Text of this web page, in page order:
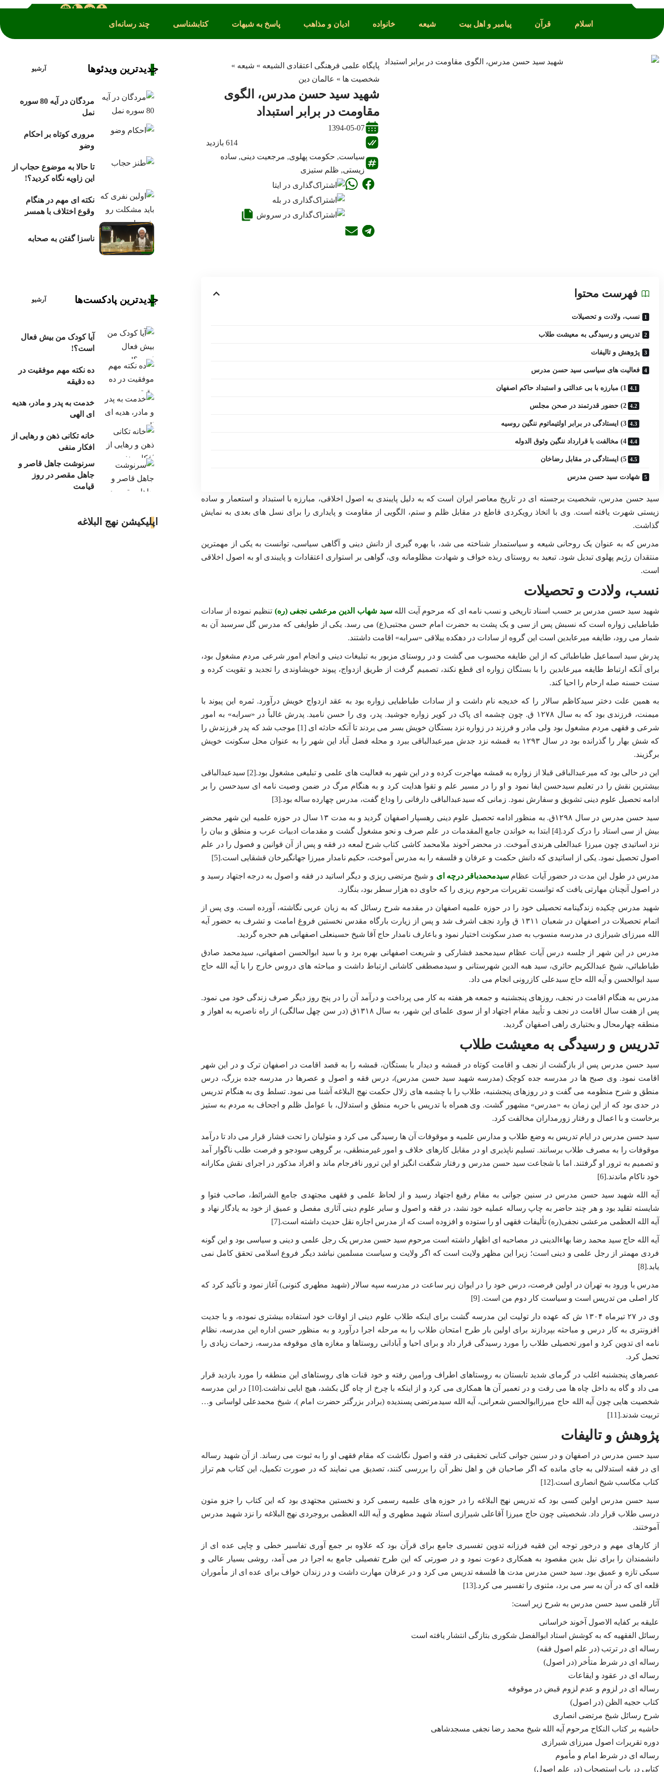
اسلام قرآن پیامبر و اهل بیت شیعه خانواده ادیان و مذاهب پاسخ به شبهات کتابشناسی چند رسانه‌ای
پایگاه علمی فرهنگی اعتقادی الشیعه » شیعه »
شخصیت ها » عالمان دین
شهید سید حسن مدرس، الگوی
مقاومت در برابر استبداد
1394-05-07
614 بازدید
سیاست, حکومت پهلوی, مرجعیت دینی, ساده
زیستی, ظلم ستیزی
فهرست محتوا
نسب، ولادت و تحصیلات
تدریس و رسیدگی به معیشت طلاب
پژوهش و تالیفات
فعالیت های سیاسی سید حسن مدرس
1) مبارزه با بی عدالتی و استبداد حاکم اصفهان
2) حضور قدرتمند در صحن مجلس
3) ایستادگی در برابر اولتیماتوم ننگین روسیه
4) مخالفت با قرارداد ننگین وثوق الدوله
5) ایستادگی در مقابل رضاخان
شهادت سید حسن مدرس
سید حسن مدرس، شخصیت برجسته ای در تاریخ معاصر ایران است که به دلیل پایبندی به اصول اخلاقی، مبارزه با استبداد و استعمار و ساده
زیستی شهرت یافته است. وی با اتخاذ رویکردی قاطع در مقابل ظلم و ستم، الگویی از مقاومت و پایداری را برای نسل های بعدی به نمایش
گذاشت.
مدرس که به عنوان یک روحانی شیعه و سیاستمدار شناخته می شد، با بهره گیری از دانش دینی و آگاهی سیاسی، توانست به یکی از مهمترین
منتقدان رژیم پهلوی تبدیل شود. تبعید به روستای ربذه خواف و شهادت مظلومانه وی، گواهی بر استواری اعتقادات و پایبندی او به اصول اخلاقی
است.
نسب، ولادت و تحصیلات
شهید سید حسن مدرس بر حسب اسناد تاریخی و نسب نامه ای که مرحوم آیت اللهسید شهاب الدین مرعشی نجفی (ره) تنظیم نموده از سادات
طباطبایی زواره است که نسبش پس از سی و یک پشت به حضرت امام حسن مجتبی(ع) می رسد. یکی از طوایفی که مدرس گل سرسبد آن به
شمار می رود، طایفه میرعابدین است این گروه از سادات در دهکده ییلاقی «سرابه» اقامت داشتند.
پدرش سید اسماعیل طباطبائی که از این طایفه محسوب می گشت و در روستای مزبور به تبلیغات دینی و انجام امور شرعی مردم مشغول بود،
برای آنکه ارتباط طایفه میرعابدین را با بستگان زواره ای قطع نکند، تصمیم گرفت از طریق ازدواج، پیوند خویشاوندی را تجدید و تقویت کرده و
سنت حسنه صله ارحام را احیا کند.
به همین علت دختر سیدکاظم سالار را که خدیجه نام داشت و از سادات طباطبایی زواره بود به عقد ازدواج خویش درآورد. ثمره این پیوند با
میمنت، فرزندی بود که به سال ۱۲۷۸ ق. چون چشمه ای پاک در کویر زواره جوشید. پدر، وی را حسن نامید. پدرش غالباً در «سرابه» به امور
شرعی و فقهی مردم مشغول بود ولی مادر و فرزند در زواره نزد بستگان خویش بسر می بردند تا آنکه حادثه ای [1] موجب شد که پدر فرزندش را
که شش بهار را گذرانده بود در سال ۱۲۹۳ به قمشه نزد جدش میرعبدالباقی ببرد و محله فضل آباد این شهر را به عنوان محل سکونت خویش
برگزیند.
این در حالی بود که میرعبدالباقی قبلا از زواره به قمشه مهاجرت کرده و در این شهر به فعالیت های علمی و تبلیغی مشغول بود.[2] سیدعبدالباقی
بیشترین نقش را در تعلیم سیدحسن ایفا نمود و او را در مسیر علم و تقوا هدایت کرد و به هنگام مرگ در ضمن وصیت نامه ای سیدحسن را بر
ادامه تحصیل علوم دینی تشویق و سفارش نمود. زمانی که سیدعبدالباقی دارفانی را وداع گفت، مدرس چهارده ساله بود.[3]
سید حسن مدرس در سال ۱۲۹۸ق. به منظور ادامه تحصیل علوم دینی رهسپار اصفهان گردید و به مدت ۱۳ سال در حوزه علمیه این شهر محضر
بیش از سی استاد را درک کرد.[4] ابتدا به خواندن جامع المقدمات در علم صرف و نحو مشغول گشت و مقدمات ادبیات عرب و منطق و بیان را
نزد اساتیدی چون میرزا عبدالعلی هرندی آموخت. در محضر آخوند ملامحمد کاشی کتاب شرح لمعه در فقه و پس از آن قوانین و فصول را در علم
اصول تحصیل نمود. یکی از اساتیدی که دانش حکمت و عرفان و فلسفه را به مدرس آموخت، حکیم نامدار میرزا جهانگیرخان قشقایی است.[5]
مدرس در طول این مدت در حضور آیات عظام سیدمحمدباقر درچه ای و شیخ مرتضی ریزی و دیگر اساتید در فقه و اصول به درجه اجتهاد رسید و
در اصول آنچنان مهارتی یافت که توانست تقریرات مرحوم ریزی را که حاوی ده هزار سطر بود، بنگارد.
شهید مدرس چکیده زندگینامه تحصیلی خود را در حوزه علمیه اصفهان در مقدمه شرح رسائل که به زبان عربی نگاشته، آورده است. وی پس از
اتمام تحصیلات در اصفهان در شعبان ۱۳۱۱ ق وارد نجف اشرف شد و پس از زیارت بارگاه مقدس نخستین فروغ امامت و تشرف به حضور آیه
الله میرزای شیرازی در مدرسه منسوب به صدر سکونت اختیار نمود و باعارف نامدار حاج آقا شیخ حسینعلی اصفهانی هم حجره گردید.
مدرس در این شهر از جلسه درس آیات عظام سیدمحمد فشارکی و شریعت اصفهانی بهره برد و با سید ابوالحسن اصفهانی، سیدمحمد صادق
طباطبائی، شیخ عبدالکریم حائری، سید هبه الدین شهرستانی و سیدمصطفی کاشانی ارتباط داشت و مباحثه های دروس خارج را با آیه الله حاج
سید ابوالحسن و آیه الله حاج سیدعلی کازرونی انجام می داد.
مدرس به هنگام اقامت در نجف، روزهای پنجشنبه و جمعه هر هفته به کار می پرداخت و درآمد آن را در پنج روز دیگر صرف زندگی خود می نمود.
پس از هفت سال اقامت در نجف و تأیید مقام اجتهاد او از سوی علمای این شهر، به سال ۱۳۱۸ق (در سن چهل سالگی) از راه ناصریه به اهواز و
منطقه چهارمحال و بختیاری راهی اصفهان گردید.
تدریس و رسیدگی به معیشت طلاب
سید حسن مدرس پس از بازگشت از نجف و اقامت کوتاه در قمشه و دیدار با بستگان، قمشه را به قصد اقامت در اصفهان ترک و در این شهر
اقامت نمود. وی صبح ها در مدرسه جده کوچک (مدرسه شهید سید حسن مدرس)، درس فقه و اصول و عصرها در مدرسه جده بزرگ، درس
منطق و شرح منظومه می گفت و در روزهای پنجشنبه، طلاب را با چشمه های زلال حکمت نهج البلاغه آشنا می نمود. تسلط وی به هنگام تدریس
در حدی بود که از این زمان به «مدرس» مشهور گشت. وی همراه با تدریس با حربه منطق و استدلال، با عوامل ظلم و اجحاف به مردم به ستیز
برخاست و با اعمال و رفتار زورمداران مخالفت کرد.
سید حسن مدرس در ایام تدریس به وضع طلاب و مدارس علمیه و موقوفات آن ها رسیدگی می کرد و متولیان را تحت فشار قرار می داد تا درآمد
موقوفات را به مصرف طلاب برسانند. تسلیم ناپذیری او در مقابل کارهای خلاف و امور غیرمنطقی، بر گروهی سودجو و فرصت طلب ناگوار آمد
و تصمیم به ترور او گرفتند. اما با شجاعت سید حسن مدرس و رفتار شگفت انگیز او این ترور نافرجام ماند و افراد مذکور در اجرای نقش مکارانه
خود ناکام ماندند.[6]
آیه الله شهید سید حسن مدرس در سنین جوانی به مقام رفیع اجتهاد رسید و از لحاظ علمی و فقهی مجتهدی جامع الشرائط، صاحب فتوا و
شایسته تقلید بود و هر چند حاضر به چاپ رساله عملیه خود نشد، در فقه و اصول و سایر علوم دینی آثاری مفصل و عمیق از خود به یادگار نهاد و
آیه الله العظمی مرعشی نجفی(ره) تألیفات فقهی او را ستوده و افزوده است که از مدرس اجازه نقل حدیث داشته است.[7]
آیه الله حاج سید محمد رضا بهاءالدینی در مصاحبه ای اظهار داشته است مرحوم سید حسن مدرس یک رجل علمی و دینی و سیاسی بود و این گونه
فردی مهمتر از رجل علمی و دینی است؛ زیرا این مظهر ولایت است که اگر ولایت و سیاست مسلمین نباشد دیگر فروع اسلامی تحقق کامل نمی
یابد.[8]
مدرس با ورود به تهران در اولین فرصت، درس خود را در ایوان زیر ساعت در مدرسه سپه سالار (شهید مطهری کنونی) آغاز نمود و تأکید کرد که
کار اصلی من تدریس است و سیاست کار دوم من است. [9]
وی در ۲۷ تیرماه ۱۳۰۴ ش که عهده دار تولیت این مدرسه گشت برای اینکه طلاب علوم دینی از اوقات خود استفاده بیشتری نموده، و با جدیت
افزونتری به کار درس و مباحثه بپردازند برای اولین بار طرح امتحان طلاب را به مرحله اجرا درآورد و به منظور حسن اداره این مدرسه، نظام
نامه ای تدوین کرد و امور تحصیلی طلاب را مورد رسیدگی قرار داد و برای احیا و آبادانی روستاها و مغازه های موقوفه مدرسه، زحمات زیادی را
تحمل کرد.
عصرهای پنجشنبه اغلب در گرمای شدید تابستان به روستاهای اطراف ورامین رفته و خود قنات های روستاهای این منطقه را مورد بازدید قرار
می داد و گاه به داخل چاه ها می رفت و در تعمیر آن ها همکاری می کرد و از اینکه با چرخ از چاه گل بکشد، هیچ ابایی نداشت.[10] در این مدرسه
شخصیت هایی چون آیه الله حاج میرزاابوالحسن شعرانی، آیه الله سیدمرتضی پسندیده (برادر بزرگتر حضرت امام )، شیخ محمدعلی لواسانی و…
تربیت شدند.[11]
پژوهش و تالیفات
سید حسن مدرس در اصفهان و در سنین جوانی کتابی تحقیقی در فقه و اصول نگاشت که مقام فقهی او را به ثبوت می رساند. از آن شهید رساله
ای در فقه استدلالی به جای مانده که اگر صاحبان فن و اهل نظر آن را بررسی کنند، تصدیق می نمایند که در صورت تکمیل، این کتاب هم تراز
کتاب مکاسب شیخ انصاری است.[12]
سید حسن مدرس اولین کسی بود که تدریس نهج البلاغه را در حوزه های علمیه رسمی کرد و نخستین مجتهدی بود که این کتاب را جزو متون
درسی طلاب قرار داد. شخصیتی چون حاج میرزا آقاعلی شیرازی استاد شهید مطهری و آیه الله العظمی بروجردی نهج البلاغه را نزد شهید مدرس
آموختند.
از کارهای مهم و درخور توجه این فقیه فرزانه تدوین تفسیری جامع برای قرآن بود که علاوه بر جمع آوری تفاسیر خطی و چاپی عده ای از
دانشمندان را برای نیل بدین مقصود به همکاری دعوت نمود و در صورتی که این طرح تفصیلی جامع به اجرا در می آمد، روشی بسیار عالی و
سبکی تازه و عمیق بود. سید حسن مدرس مدت ها فلسفه تدریس می کرد و در عرفان مهارت داشت و در زندان خواف برای عده ای از مأموران
قلعه ای که در آن به سر می برد، مثنوی را تفسیر می کرد.[13]
آثار قلمی سید حسن مدرس به شرح زیر است:
علیقه بر کفایه الاصول آخوند خراسانی
رسائل الفقهیه که به کوشش استاد ابوالفضل شکوری بتازگی انتشار یافته است
رساله ای در ترتب (در علم اصول فقه)
رساله ای در شرط متأخر (در اصول)
رساله ای در عقود و ایقاعات
رساله ای در لزوم و عدم لزوم قبض در موقوفه
کتاب حجیه الظن (در اصول)
شرح رسائل شیخ مرتضی انصاری
حاشیه بر کتاب النکاح مرحوم آیه الله شیخ محمد رضا نجفی مسجدشاهی
دوره تقریرات اصول میرزای شیرازی
رساله ای در شرط امام و مأموم
کتابی در باب استصحاب (در علم اصول)
جدیدترین ویدئوها آرشیو
مردگان در آیه 80 سوره
نمل
مروری کوتاه بر احکام
وضو
تا حالا به موضوع حجاب از
این زاویه نگاه کردید؟!
نکته ای مهم در هنگام
وقوع اختلاف با همسر
ناسزا گفتن به صحابه
جدیدترین پادکست‌ها آرشیو
آیا کودک من بیش فعال
است؟!
ده نکته مهم موفقیت در
ده دقیقه
خدمت به پدر و مادر، هدیه
ای الهی
خانه تکانی ذهن و رهایی از
افکار منفی
سرنوشت جاهل قاصر و
جاهل مقصر در روز
قیامت
اپلیکیشن نهج البلاغه